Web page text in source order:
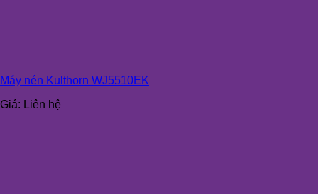
Máy nén Kulthorn WJ5510EK
Giá: Liên hệ